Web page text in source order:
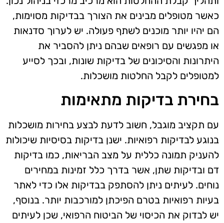
כאשר מטופלים מבינים את הצורך בבדיקות מסוימות,
הם יהיו יותר מוכנים לשתף פעולה. יש לערוך סדנאות
או מפגשים עם רופאים שבהם ניתן להסביר את
היתרונות והסיכונים של בדיקות שונות, ובכך לסייע
למטופלים לקבל החלטות מושכלות.
בחירת בדיקות מתאימות
עם תקציב מוגבל, חשוב לדעת לבצע בחירות מושכלות
בנוגע לבדיקות רפואיות. ישנן בדיקות בסיסיות שיכולות
להעניק תמונה כללית על מצב הבריאות, כמו בדיקות
דם ובדיקות שתן, אשר בדרך כלל זמינות במחירים
נוחים. לעיתים ניתן להסתפק בבדיקות אלו כדי לאתר
בעיות רפואיות בטרם הפיכתן למורכבות יותר. בנוסף,
יש לבדוק את הכיסוי של הביטוח הרפואי, שכן לעיתים